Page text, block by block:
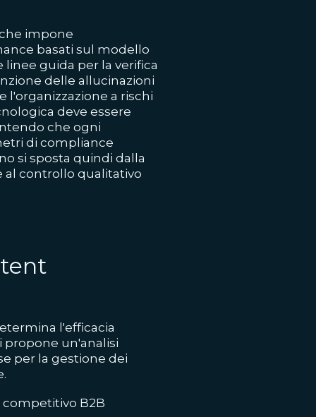
impone
basati sul modello
guida per la verifica
delle allucinazioni
l'organizzazione a rischi
deve essere
che ogni
di compliance
si sposta quindi dalla
al controllo qualitativo
l'efficacia
propone un'analisi
per la gestione dei
competitivo B2B